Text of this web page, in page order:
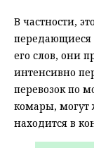
В частности,
передающиеся
его слов, они
интенсивно
перевозок по
комары, могут
находится в